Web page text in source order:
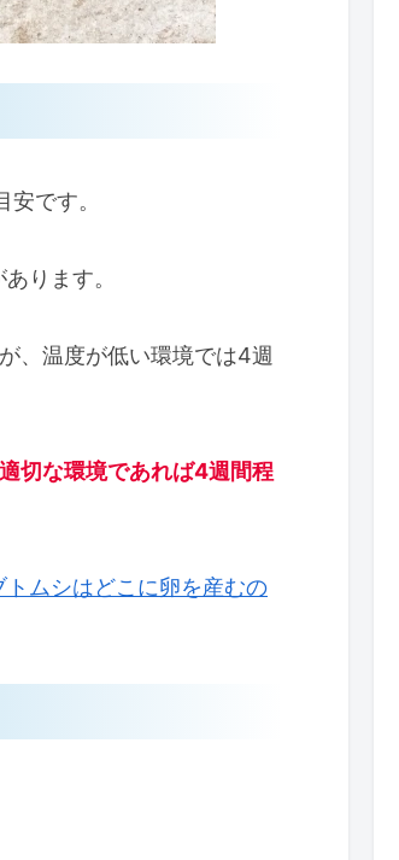
安です。
ります。
、温度が低い環境では4週
適切な環境であれば4週間程
トムシはどこに卵を産むの